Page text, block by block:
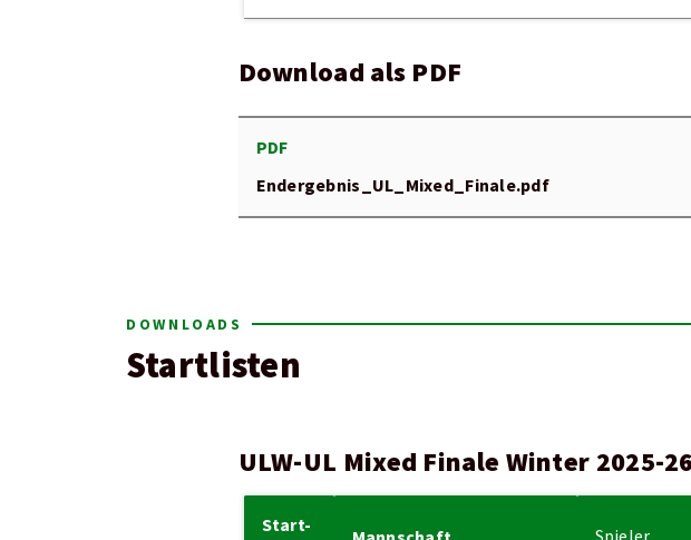
Download als PDF
PDF
Endergebnis_UL_Mixed_Finale.pdf
DOWNLOADS
Startlisten
ULW-UL Mixed Finale Winter 2025-26
Start-